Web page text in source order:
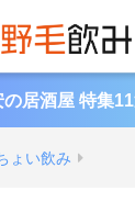
の居酒屋 特集
ょい飲み